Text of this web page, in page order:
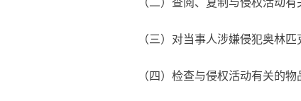
（二）查阅、复制与侵权活动
（三）对当事人涉嫌侵犯奥林
（四）检查与侵权活动有关的